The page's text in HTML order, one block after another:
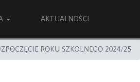
AKTUALNOŚCI
ROKU SZKOLNEGO 2024/25